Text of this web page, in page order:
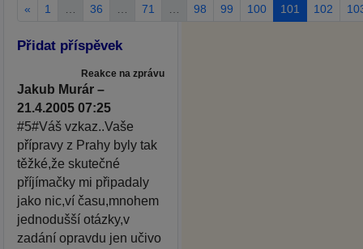
« 1 36 71 98 99 100 101 102
Přidat příspěvek
Reakce na zprávu
Jakub Murár –
21.4.2005 07:25
#5#Váš vzkaz..Vaše
přípravy z Prahy byly tak
těžké,že skutečné
příjímačky mi připadaly
jako nic,ví času,mnohem
jednodušší otázky,v
zadání opravdu jen učivo